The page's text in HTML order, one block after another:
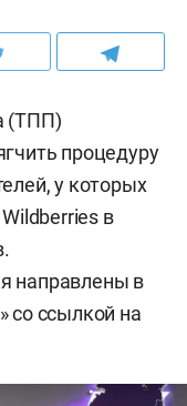
(ТПП)
процедуру
у которых
в
направлены в
» со ссылкой на